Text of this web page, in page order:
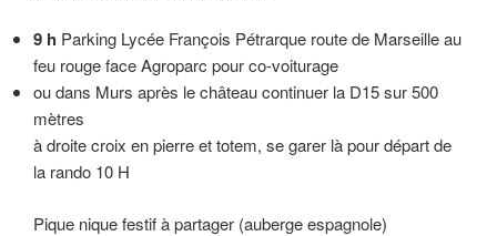
9 h Parking Lycée François Pétrarque route de Marseille au
feu rouge face Agroparc pour co-voiturage
ou dans Murs après le château continuer la D15 sur 500
mètres
à droite croix en pierre et totem, se garer là pour départ de
la rando 10 H
Pique nique festif à partager (auberge espagnole)